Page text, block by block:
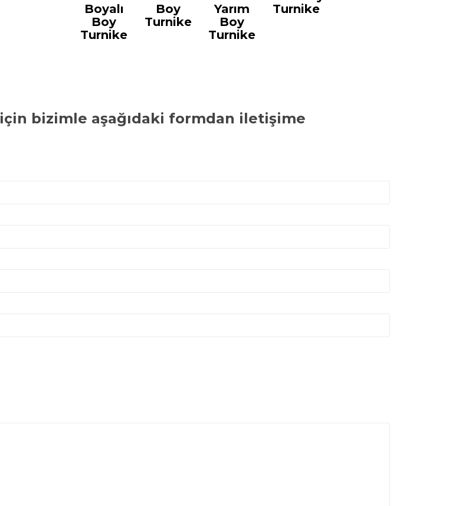
Boyalı
Boy
Turnike
Boy
Turnike
Yarım
Boy
Turnike
Turnike
için bizimle aşağıdaki formdan iletişime